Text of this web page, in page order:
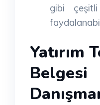
gibi
Yatırım
Belgesi